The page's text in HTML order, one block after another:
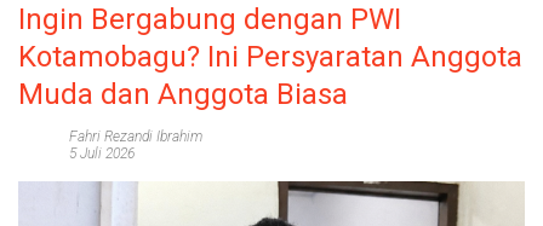
Ingin Bergabung dengan PWI
Kotamobagu? Ini Persyaratan Anggota
Muda dan Anggota Biasa
Fahri Rezandi Ibrahim
5 Juli 2026